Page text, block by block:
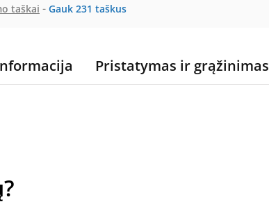
taškai - Gauk 231 taškus
Pristatymas ir grąžinimas